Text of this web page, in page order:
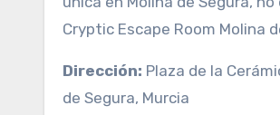
Cryptic Escape Room Molina
Dirección: Plaza de la
de Segura, Murcia